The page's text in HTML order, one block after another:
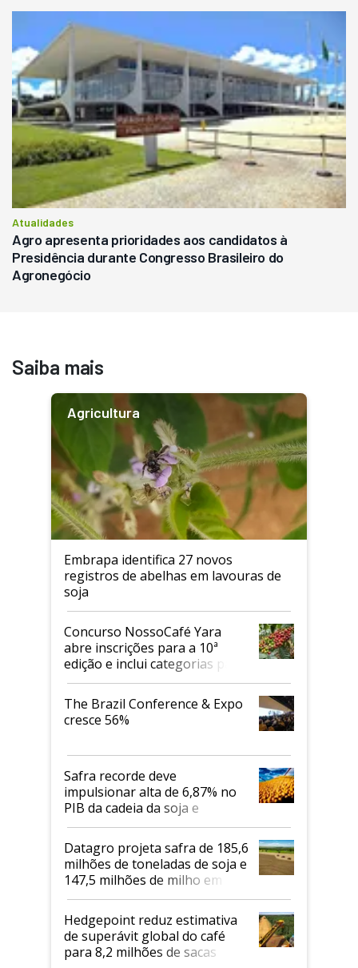
Atualidades
Agro apresenta prioridades aos candidatos à
Presidência durante Congresso Brasileiro do
Agronegócio
Saiba mais
Agricultura
Embrapa identifica 27 novos
registros de abelhas em lavouras de
soja
Concurso NossoCafé Yara
abre inscrições para a 10ª
edição e inclui categorias para
cafés Canephora
The Brazil Conference & Expo
cresce 56%
Safra recorde deve
impulsionar alta de 6,87% no
PIB da cadeia da soja e
biodiesel em 2026
Datagro projeta safra de 185,6
milhões de toneladas de soja e
147,5 milhões de milho em
2026/27
Hedgepoint reduz estimativa
de superávit global do café
para 8,2 milhões de sacas